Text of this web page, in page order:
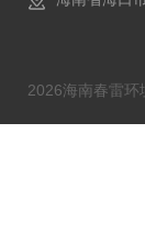
2026海南春雷